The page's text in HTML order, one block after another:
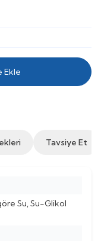
Ekle
Tavsiye Et
Su, Su-Glikol